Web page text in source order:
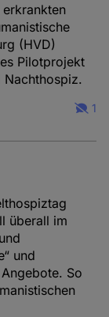
erkrankten
(HVD)
Pilotprojekt
1
überall im
und
So